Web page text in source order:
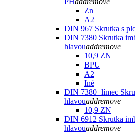
Zn
A2
DIN 967 Skrutka s
DIN 7380 Skrutka
hlavouaddremove
10,9 ZN
BPU
A2
Iné
DIN 7380+límec
hlavouaddremove
10,9 ZN
DIN 6912 Skrutka
hlavouaddremove